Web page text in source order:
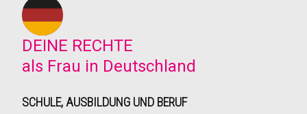
DEINE RECHTE
als Frau in Deutschland
SCHULE, AUSBILDUNG UND BERUF